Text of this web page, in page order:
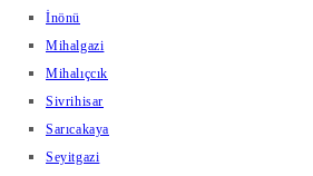
İnönü
Mihalgazi
Mihalıçcık
Sivrihisar
Sarıcakaya
Seyitgazi